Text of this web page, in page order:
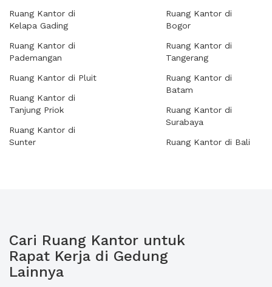
Ruang Kantor di
Kelapa Gading
Ruang Kantor di
Pademangan
Ruang Kantor di Pluit
Ruang Kantor di
Tanjung Priok
Ruang Kantor di
Sunter
Ruang Kantor di
Bogor
Ruang Kantor di
Tangerang
Ruang Kantor di
Batam
Ruang Kantor di
Surabaya
Ruang Kantor di Bali
Cari Ruang Kantor untuk
Rapat Kerja di Gedung
Lainnya